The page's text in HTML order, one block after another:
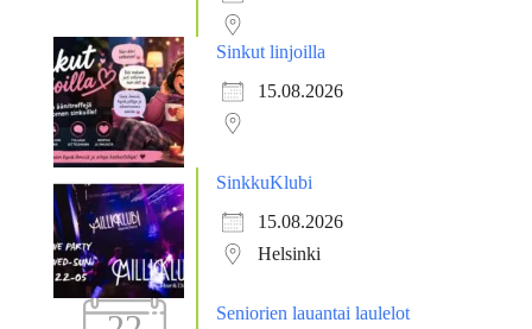
Sinkut linjoilla
15.08.2026
SinkkuKlubi
15.08.2026
Helsinki
Seniorien lauantai laulelot